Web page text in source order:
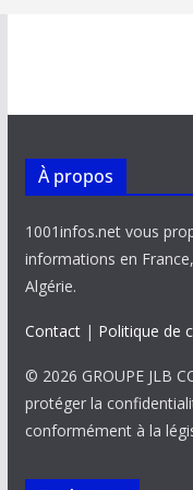
À propos
1001infos.net vous
informations en
Algérie.
Contact| Politique de
© 2026 GROUPE JLB
protéger la
conformément à la